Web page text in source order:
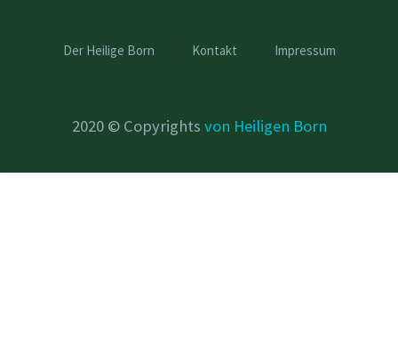
Der Heilige Born Kontakt Impressum
2020 © Copyrights von Heiligen Born